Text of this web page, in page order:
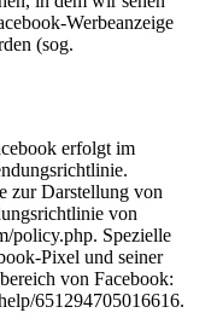
Werbeanzeige
(sog.
erfolgt im
zur Darstellung von
von
policy.php. Spezielle
Pixel und seiner
von Facebook:
651294705016616.